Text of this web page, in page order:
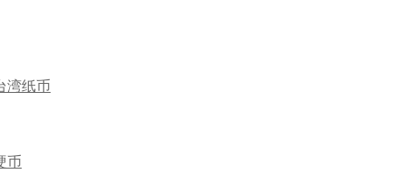
湾纸币
币